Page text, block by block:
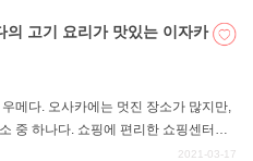
도 있다. 데이트를 즐기는 것도 좋고,
을 하는 것도 가능하다. 맛있는 가게도
기 바랍니다. 이번 기사에서는
의 고기 요리가 맛있는 이자카
메다. 오사카에는 멋진 장소가 많지만,
중 하나다. 쇼핑에 편리한 쇼핑센터도
물건을 쉽게 찾을 수 있는 것도 매력입니
2021-03-17